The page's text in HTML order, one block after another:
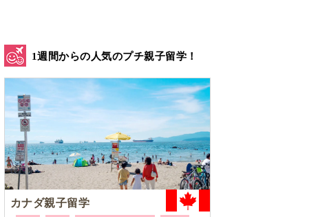
1週間からの人気のプチ親子留学！
カナダ親子留学